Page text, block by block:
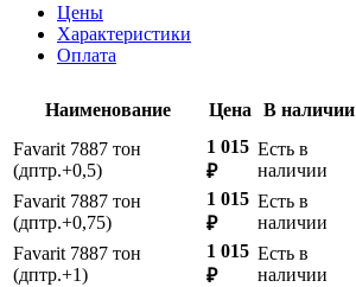
Цены
Характеристики
Оплата
Наименование Цена В наличии
Favarit 7887 тон
(дптр.+0,5)
1 015
₽
Есть в
наличии
Favarit 7887 тон
(дптр.+0,75)
1 015
₽
Есть в
наличии
Favarit 7887 тон
(дптр.+1)
1 015
₽
Есть в
наличии